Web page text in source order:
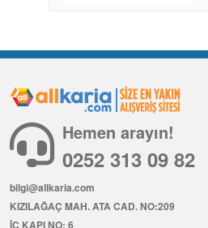
Hemen arayın!
0252 313 09 82
bilgi@allkaria.com
KIZILAĞAÇ MAH. ATA CAD. NO:209
İÇ KAPI NO: 6